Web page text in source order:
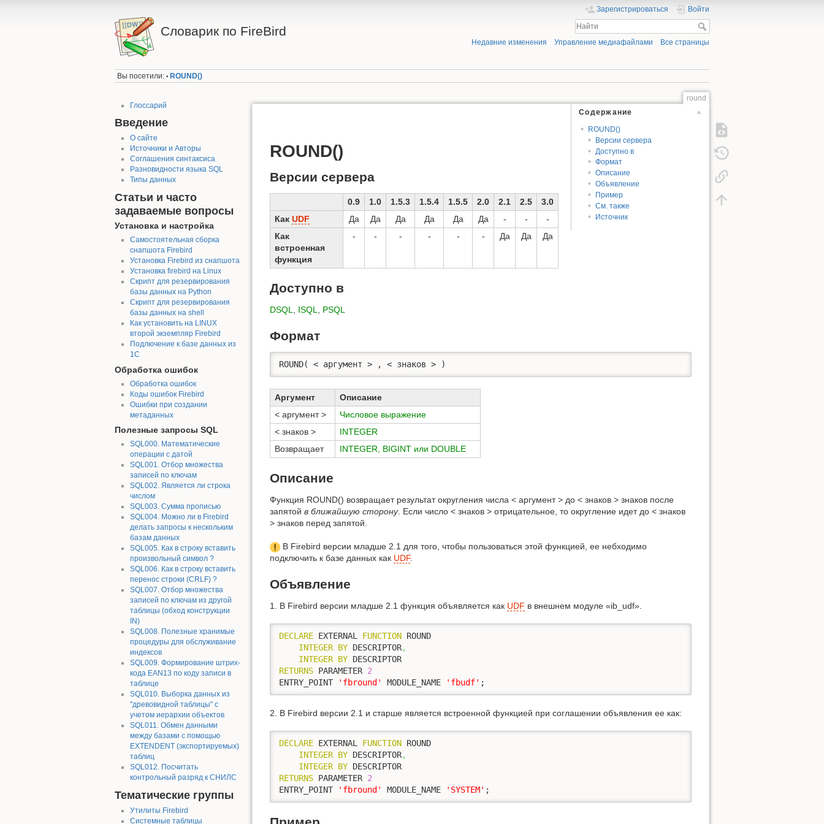
Словарик по FireBird
Зарегистрироваться Войти
Недавние изменения Управление медиафайлами Все страницы
Вы посетили: • ROUND()
Глоссарий
Введение
О сайте
Источники и Авторы
Соглашения синтаксиса
Разновидности языка SQL
Типы данных
Статьи и часто
задаваемые вопросы
Установка и настройка
Самостоятельная сборка
снапшота Firebird
Установка Firebird из снапшота
Установка firebird на Linux
Скрипт для резервирования
базы данных на Python
Скрипт для резервирования
базы данных на shell
Как установить на LINUX
второй экземпляр Firebird
Подлючение к базе данных из
1С
Обработка ошибок
Обработка ошибок
Коды ошибок Firebird
Ошибки при создании
метаданных
Полезные запросы SQL
SQL000. Математические
операции с датой
SQL001. Отбор множества
записей по ключам
SQL002. Является ли строка
числом
SQL003. Сумма прописью
SQL004. Можно ли в Firebird
делать запросы к нескольким
базам данных
SQL005. Как в строку вставить
произвольный символ ?
SQL006. Как в строку вставить
перенос строки (CRLF) ?
SQL007. Отбор множества
записей по ключам из другой
таблицы (обход конструкции
IN)
SQL008. Полезные хранимые
процедуры для обслуживание
индексов
SQL009. Формирование штрих-
кода EAN13 по коду записи в
таблице
SQL010. Выборка данных из
"древовидной таблицы" с
учетом иерархии объектов
SQL011. Обмен данными
между базами с помощью
EXTENDENT (экспортируемых)
таблиц
SQL012. Посчитать
контрольный разряд к СНИЛС
Тематические группы
Утилиты Firebird
Системные таблицы
round
Содержание
ROUND()
Версии сервера
Доступно в
Формат
Описание
Объявление
Пример
См. также
Источник
ROUND()
Версии сервера
0.9 1.0 1.5.3 1.5.4 1.5.5 2.0 2.1 2.5
3.0
Как UDF Да Да Да Да Да Да - -
-
Как
встроенная
функция
- - - - - - Да Да Да
Доступно в
DSQL, ISQL, PSQL
Формат
ROUND( < аргумент > , < знаков > )
Аргумент
Описание
< аргумент >
Числовое выражение
< знаков >
INTEGER
Возвращает
INTEGER, BIGINT или DOUBLE
Описание
Функция ROUND() возвращает результат округления числа < аргумент > до < знаков > знаков после
запятой в ближайшую сторону. Если число < знаков > отрицательное, то округление идет до < знаков
> знаков перед запятой.
В Firebird версии младше 2.1 для того, чтобы пользоваться этой функцией, ее небходимо
подключить к базе данных как UDF.
Объявление
1. В Firebird версии младше 2.1 функция объявляется как UDF в внешнем модуле «ib_udf».
DECLARE EXTERNAL FUNCTION ROUND
INTEGER BY DESCRIPTOR,
INTEGER BY
RETURNS PARAMETER 2
ENTRY_POINT
'fbround' MODULE_NAME 'fbudf' ;
2. В Firebird версии 2.1 и старше является встроенной функцией при соглашении объявления ее как:
DECLARE EXTERNAL FUNCTION ROUND
INTEGER BY DESCRIPTOR,
INTEGER BY
RETURNS PARAMETER 2
ENTRY_POINT
'fbround' MODULE_NAME 'SYSTEM' ;